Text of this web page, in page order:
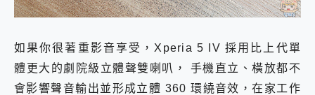
如果你很著重影音享受，Xperia 5 IV 採用比上代單
體更大的劇院級立體聲雙喇叭， 手機直立、橫放都不
會影響聲音輸出並形成立體 360 環繞音效，在家工作